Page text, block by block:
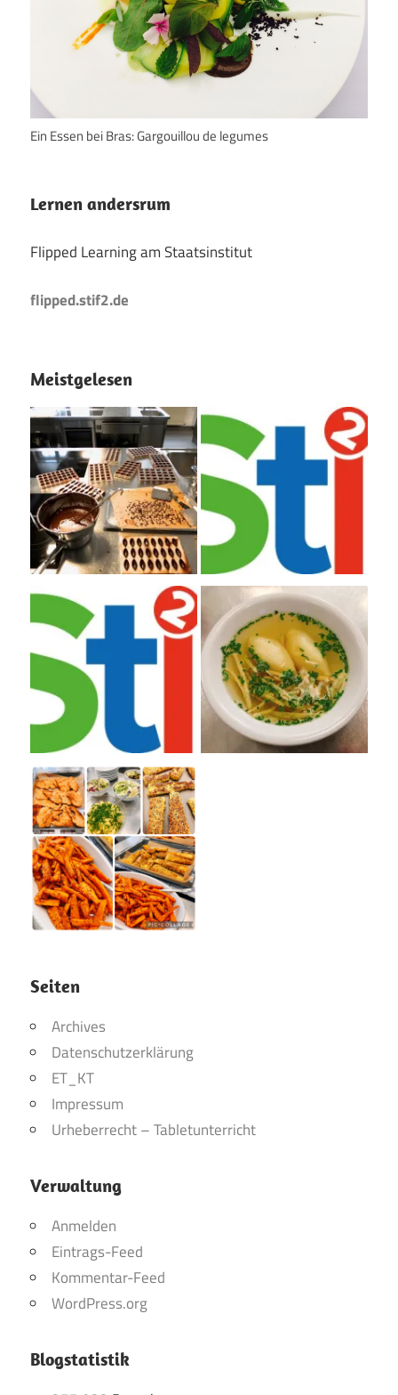
Ein Essen bei Bras: Gargouillou de legumes
Lernen andersrum
Flipped Learning am Staatsinstitut
flipped.stif2.de
Meistgelesen
Seiten
Archives
Datenschutzerklärung
ET_KT
Impressum
Urheberrecht – Tabletunterricht
Verwaltung
Anmelden
Eintrags-Feed
Kommentar-Feed
WordPress.org
Blogstatistik